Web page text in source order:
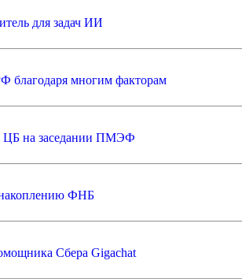
для задач ИИ
благодаря многим факторам
ЦБ на заседании ПМЭФ
накоплению ФНБ
Сбера Gigachat